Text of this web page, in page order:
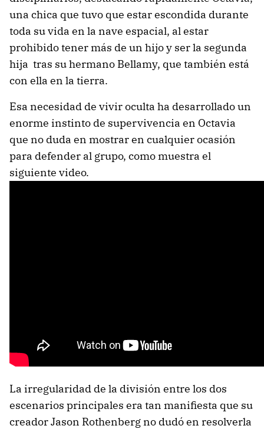
una chica que tuvo que estar escondida durante
toda su vida en la nave espacial, al estar
prohibido tener más de un hijo y ser la segunda
hija tras su hermano Bellamy, que también está
con ella en la tierra.
Esa necesidad de vivir oculta ha desarrollado un
enorme instinto de supervivencia en Octavia
que no duda en mostrar en cualquier ocasión
para defender al grupo, como muestra el
siguiente video.
La irregularidad de la división entre los dos
escenarios principales era tan manifiesta que su
creador Jason Rothenberg no dudó en resolverla